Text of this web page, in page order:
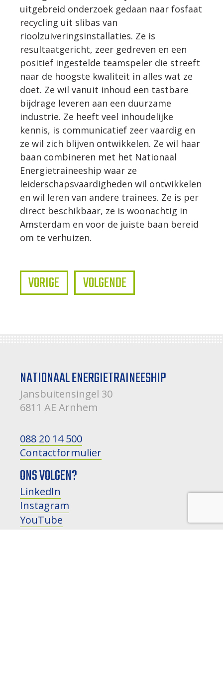
uitgebreid onderzoek gedaan naar fosfaat
recycling uit slibas van
rioolzuiveringsinstallaties. Ze is
resultaatgericht, zeer gedreven en een
positief ingestelde teamspeler die streeft
naar de hoogste kwaliteit in alles wat ze
doet. Ze wil vanuit inhoud een tastbare
bijdrage leveren aan een duurzame
industrie. Ze heeft veel inhoudelijke
kennis, is communicatief zeer vaardig en
ze wil zich blijven ontwikkelen. Ze wil haar
baan combineren met het Nationaal
Energietraineeship waar ze
leiderschapsvaardigheden wil ontwikkelen
en wil leren van andere trainees. Ze is per
direct beschikbaar, ze is woonachtig in
Amsterdam en voor de juiste baan bereid
om te verhuizen.
VORIGE VOLGENDE
NATIONAAL ENERGIETRAINEESHIP
Jansbuitensingel 30
6811 AE Arnhem
088 20 14 500
Contactformulier
ONS VOLGEN?
LinkedIn
Instagram
YouTube